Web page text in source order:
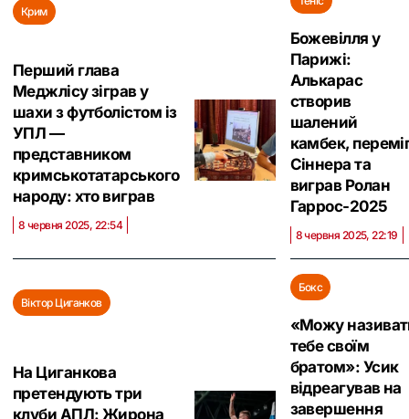
Крим
Перший глава
Меджлісу зіграв у
шахи з футболістом із
УПЛ —
представником
кримськотатарського
народу: хто виграв
8 червня 2025, 22:54
Божевілля у
Парижі:
Алькарас
створив
шалений
камбек,
Сіннера та
виграв Ролан
Гаррос-2025
8 червня 2025, 22:19
Віктор Циганков
На Циганкова
претендують три
клуби АПЛ: Жирона
Бокс
«Можу
тебе своїм
братом»: Усик
відреагував на
завершення